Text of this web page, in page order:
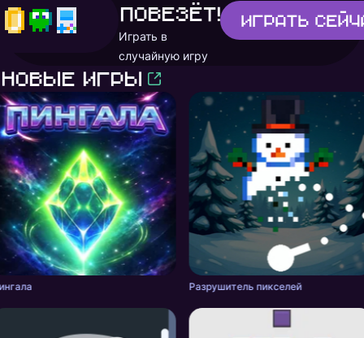
повезёт!
Играть в
случайную игру
Играть
Новые игры
Разрушитель пикселей